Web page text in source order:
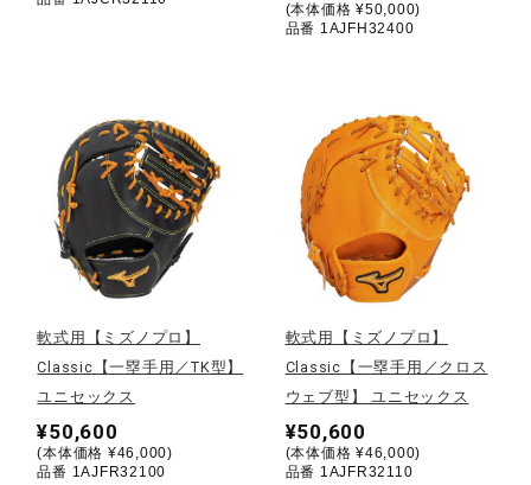
テニス／ソフトテニス
バドミントン
陸上競技
卓球
(本体価格 ¥50,000)
品番 1AJFH32400
軟式用【ミズノプロ】
Classic【一塁手用／TK型】
ユニセックス
¥50,600
(本体価格 ¥46,000)
品番 1AJFR32100
軟式用【ミズノプロ】
Classic【一塁手用／クロス
ウェブ型】 ユニセックス
¥50,600
(本体価格 ¥46,000)
品番 1AJFR32110